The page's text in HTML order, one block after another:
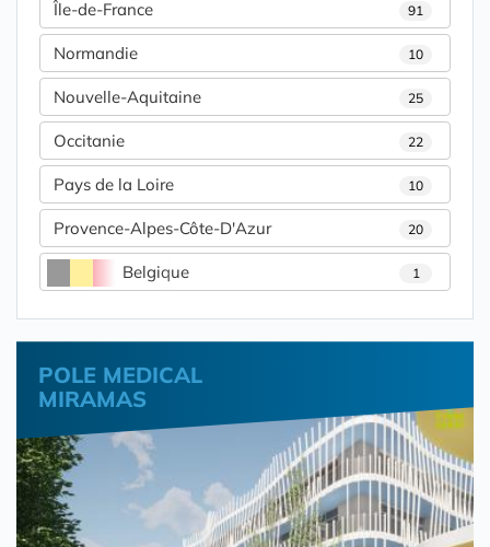
Île-de-France 91
Normandie 10
Nouvelle-Aquitaine 25
Occitanie 22
Pays de la Loire 10
Provence-Alpes-Côte-D'Azur 20
Belgique 1
POLE MEDICAL
MIRAMAS